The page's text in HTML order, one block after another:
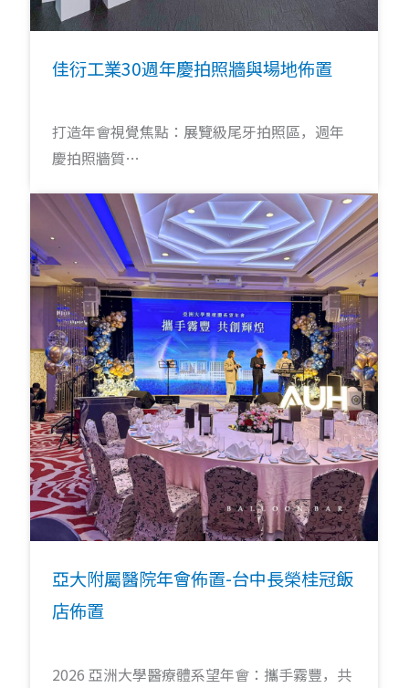
佳衍工業30週年慶拍照牆與場地佈置
打造年會視覺焦點：展覽級尾牙拍照區，週年
慶拍照牆質…
亞大附屬醫院年會佈置-台中長榮桂冠飯
店佈置
2026 亞洲大學醫療體系望年會：攜手霧豐，共